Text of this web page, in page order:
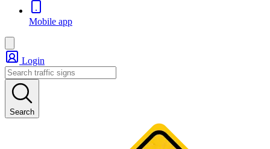
Mobile app
Login
Search